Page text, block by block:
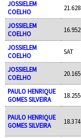
JOSSIELEM
COELHO
21.628
JOSSIELEM
COELHO
16.952
JOSSIELEM
COELHO
SAT
JOSSIELEM
COELHO
20.165
PAULO HENRIQUE
GOMES SILVEIRA
18.255
PAULO HENRIQUE
GOMES SILVEIRA
18.374